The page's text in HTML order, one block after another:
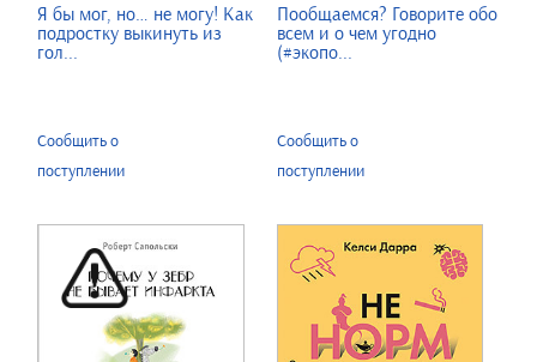
Я бы мог, но… не могу! Как
подростку выкинуть из
гол...
Сообщить о
поступлении
Пообщаемся? Говорите обо
всем и о чем угодно
(#экопо...
Сообщить о
поступлении